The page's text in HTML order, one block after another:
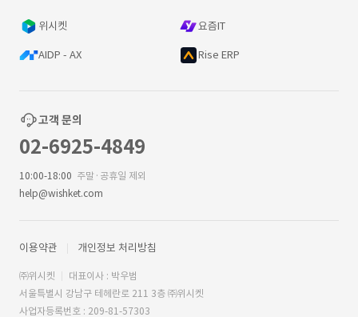
위시켓 요즘IT
AIDP - AX Rise ERP
고객 문의
02-6925-4849
10:00-18:00 주말·공휴일 제외
help@wishket.com
이용약관 개인정보 처리방침
㈜위시켓
대표이사 : 박우범
서울특별시 강남구 테헤란로 211 3층 ㈜위시켓
사업자등록번호 : 209-81-57303